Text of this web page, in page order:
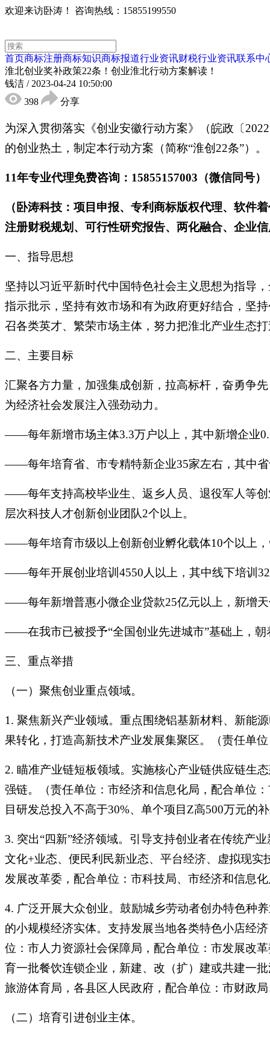
欢迎来访卧涛！ 咨询热线：15855199550
首页商标注册商标知识商标报道行业资讯财税行业资讯联系中
淮北创业奖补政策22条！创业淮北行动方案解读！
钱洁 / 2023-04-24 10:50:00
398
分享
为深入贯彻落实《创业安徽行动方案》（皖政〔
的创业热土，制定本行动方案（简称“淮创22条”）。
11年专业代理免费咨询：15855157003（微信同号）
（卧涛科技：项目申报、专利商标版权代理、软件
注册财税规划、可行性研究报告、两化融合、企业
一、指导思想
坚持以习近平新时代中国特色社会主义思想为指导
指示批示，坚持有效市场和有为政府更好结合，坚
召各类英才、繁荣市场主体，努力把淮北产业生态
二、主要目标
汇聚各方力量，加强集成创新，拉高标杆，奋勇争
为经济社会发展注入强劲动力。
——每年新增市场主体3.3万户以上，其中新增企业
——每年培育省、市专精特新企业35家左右，其中
——每年支持高校毕业生、返乡人员、退役军人等创
层次科技人才创新创业团队2个以上。
——每年培育市级以上创新创业孵化载体10个以上
——每年开展创业培训4550人以上，其中线下培训
——每年新增普惠小微企业贷款25亿元以上，新增
——在我市已被授予“全国创业先进城市”基础上，朝
三、重点举措
（一）聚焦创业重点领域。
1. 聚焦新兴产业领域。重点围绕铝基新材料、新能
果转化，打造高新技术产业发展集聚区。（责任单
2. 瞄准产业链短板领域。实施核心产业链供应链生
强链。（责任单位：市经济和信息化局，配合单位
目研发总投入不高于30%、单个项目Z高500万元的
3. 突出“四新”经济领域。引导支持创业者在传统产
文化+业态、便民利民新业态、平台经济、虚拟现
发展改革委，配合单位：市科技局、市经济和信息
4. 广泛开展大众创业。鼓励城乡劳动者创办特色种
的小规模经济实体。支持发展当地各类特色小店经
位：市人力资源社会保障局，配合单位：市发展改
育一批餐饮连锁企业，新建、改（扩）建或共建一
旅游体育局，各县区人民政府，配合单位：市财政
（二）培育引进创业主体。